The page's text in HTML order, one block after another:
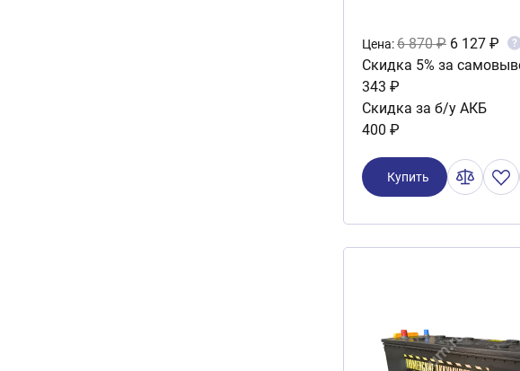
Цена:6 870 ₽ 6 127 ₽ ?
Скидка 5% за
343 ₽
Скидка за б/у АКБ
400 ₽
Купить